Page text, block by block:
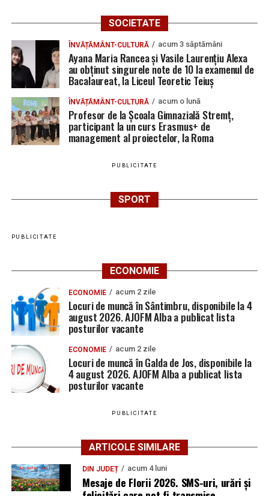
SOCIETATE
ÎNVĂȚĂMÂNT-CULTURĂ acum 3 săptămâni
Ayana Maria Rancea și Vasile Laurențiu Alexa
au obținut singurele note de 10 la examenul de
Bacalaureat, la Liceul Teoretic Teiuș
ÎNVĂȚĂMÂNT-CULTURĂ acum o lună
Profesor de la Școala Gimnazială Stremț,
participant la un curs Erasmus+ de
management al proiectelor, la Roma
PUBLICITATE
SPORT
PUBLICITATE
ECONOMIE
ECONOMIE acum 2 zile
Locuri de muncă în Sântimbru, disponibile la 4
august 2026. AJOFM Alba a publicat lista
posturilor vacante
ECONOMIE acum 2 zile
Locuri de muncă în Galda de Jos, disponibile la
4 august 2026. AJOFM Alba a publicat lista
posturilor vacante
PUBLICITATE
ARTICOLE SIMILARE
DIN JUDEȚ acum 4 luni
Mesaje de Florii 2026. SMS-uri, urări și